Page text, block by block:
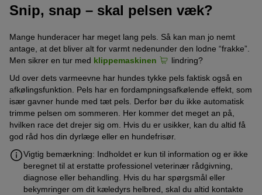
Snip, snap – skal pelsen væk?
Mange hunderacer har meget lang pels. Så kan man jo nemt
antage, at det bliver alt for varmt nedenunder den lodne “frakke”.
Men sikrer en tur med klippemaskinen
lindring?
Ud over dets varmeevne har hundes tykke pels faktisk også en
afkølingsfunktion. Pels har en fordampningsafkølende effekt, som
især gavner hunde med tæt pels. Derfor bør du ikke automatisk
trimme pelsen om sommeren. Her kommer det meget an på,
hvilken race det drejer sig om. Hvis du er usikker, kan du altid få
god råd hos din dyrlæge eller en hundefrisør.
Vigtig bemærkning: Indholdet er kun til information og er ikke
beregnet til at erstatte professionel veterinær rådgivning,
diagnose eller behandling. Hvis du har spørgsmål eller
bekymringer om dit kæledyrs helbred, skal du altid kontakte